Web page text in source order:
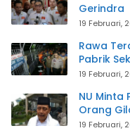
Gerindra
19 Februari,
Rawa
Pabrik
19 Februari,
NU Minta
Orang
19 Februari,